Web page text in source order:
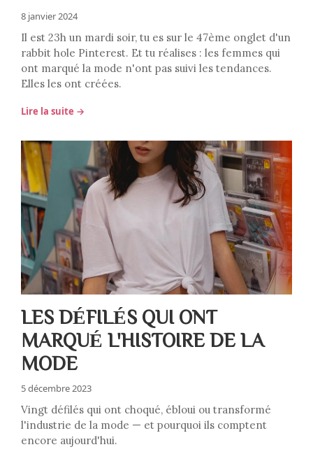
8 janvier 2024
Il est 23h un mardi soir, tu es sur le 47ème onglet d'un
rabbit hole Pinterest. Et tu réalises : les femmes qui
ont marqué la mode n'ont pas suivi les tendances.
Elles les ont créées.
Lire la suite →
LES DÉFILÉS QUI ONT
MARQUÉ L'HISTOIRE DE LA
MODE
5 décembre 2023
Vingt défilés qui ont choqué, ébloui ou transformé
l'industrie de la mode — et pourquoi ils comptent
encore aujourd'hui.